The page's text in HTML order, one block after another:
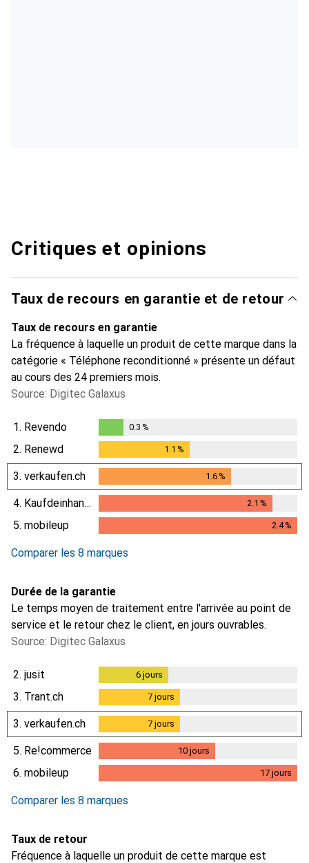
Critiques et opinions
Taux de recours en garantie et de retour
Taux de recours en garantie
La fréquence à laquelle un produit de cette marque dans la
catégorie « Téléphone reconditionné » présente un défaut
au cours des 24 premiers mois.
Source: Digitec Galaxus
1. Revendo
0.3%
0.3 %
2. Renewd 1.1 %
3. verkaufen.ch 1.6%
4. Kaufdeinhandy.ch 2.1 %
2.1%
5. mobileup 2.4%
Comparer les 8 marques
Durée de la garantie
Le temps moyen de traitement entre l'arrivée au point de
service et le retour chez le client, en jours ouvrables.
Source: Digitec Galaxus
2. jusit 6 jours
3. Trant.ch 7 jours
3. verkaufen.ch 7 jours
5. Re!commerce 10 jours
6. mobileup 17 jours
Comparer les 8 marques
Taux de retour
Fréquence à laquelle un produit de cette marque est